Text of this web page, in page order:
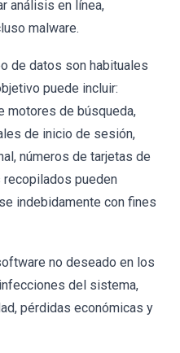
análisis en línea,
malware.
de datos son habituales
puede incluir:
motores de búsqueda,
de inicio de sesión,
números de tarjetas de
pueden
indebidamente con fines
no deseado en los
del sistema,
pérdidas económicas y